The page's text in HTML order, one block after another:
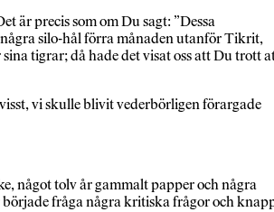
är precis som om Du sagt: ”Dessa
silo-hål förra månaden utanför Tikrit,
tigrar; då hade det visat oss att Du trott
vi skulle blivit vederbörligen förargade
något tolv år gammalt papper och några
fråga några kritiska frågor och